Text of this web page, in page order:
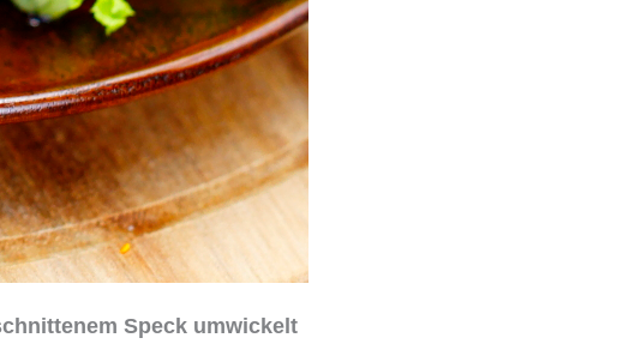
Speck umwickelt